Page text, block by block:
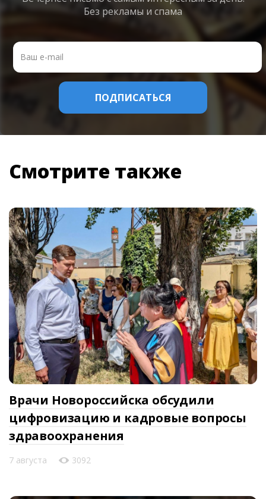
Без рекламы и спама
Смотрите также
Врачи Новороссийска обсудили
цифровизацию и кадровые вопросы
здравоохранения
7 августа 3092